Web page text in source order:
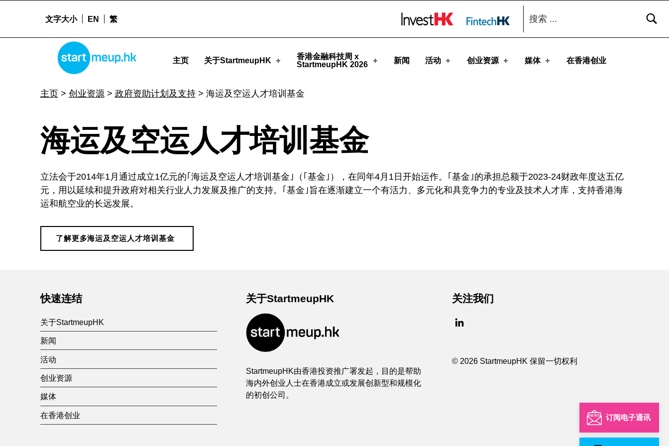
订阅电子通讯
STARTMEUPHK
主页 关于StartmeupHK
香港金融科技周 x
StartmeupHK 2026
新闻 活动 创业资源 媒体 在香港创业
文字大小 EN 繁
搜索：
主页> 创业资源> 政府资助计划及支持> 海运及空运人才培训基金
海
运
及
空
运
人
才
培
训
基
金
海运及空运人才培训基金
立法会于2014年1月通过成立1亿元的｢海运及空运人才培训基金｣（｢基金｣），在同年4月1日开始运作。｢基金｣的承担总额于2023-24财政年度达五亿
元，用以延续和提升政府对相关行业人力发展及推广的支持。｢基金｣旨在逐渐建立一个有活力、多元化和具竞争力的专业及技术人才库，支持香港海
运和航空业的长远发展。
了解更多海运及空运人才培训基金
Skip back to main navigation
快速连结
关于StartmeupHK
新闻
活动
创业资源
媒体
在香港创业
关于StartmeupHK
StartmeupHK由香港投资推广署发起，目的是帮助
海内外创业人士在香港成立或发展创新型和规模化
的初创公司。
关注我们
© 2026 StartmeupHK 保留一切权利